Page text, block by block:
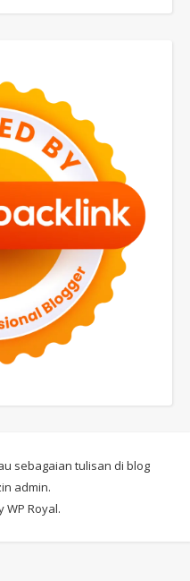
sebagaian tulisan di blog
admin.
WP Royal.